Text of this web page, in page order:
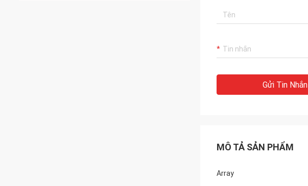
Gửi Tin Nhắn
MÔ TẢ SẢN PHẨM
Array